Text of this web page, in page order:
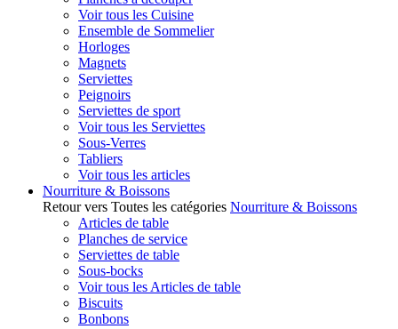
Voir tous les Cuisine
Ensemble de Sommelier
Horloges
Magnets
Serviettes
Peignoirs
Serviettes de sport
Voir tous les Serviettes
Sous-Verres
Tabliers
Voir tous les articles
Nourriture & Boissons
Retour vers Toutes les catégories Nourriture & Boissons
Articles de table
Planches de service
Serviettes de table
Sous-bocks
Voir tous les Articles de table
Biscuits
Bonbons